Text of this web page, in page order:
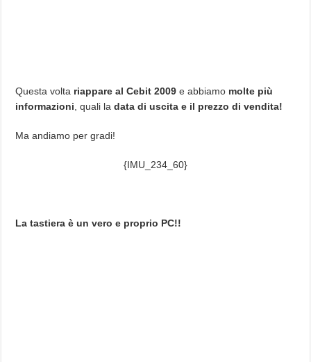
Questa volta riappare al Cebit 2009 e abbiamo molte più
informazioni , quali ladata di uscita e il prezzo di vendita!
Ma andiamo per gradi!
{IMU_234_60}
La tastiera è un vero e proprio PC!!